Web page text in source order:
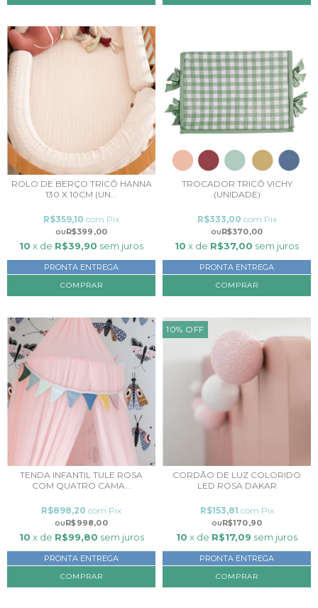
ROLO DE BERÇO TRICÔ HANNA
130 X 10CM (UN...
R$399,00
R$359,10 com Pix
10 x de R$39,90 sem juros
PRONTA ENTREGA
COMPRAR
TROCADOR TRICÔ VICHY
(UNIDADE)
R$370,00
R$333,00 com Pix
10 x de R$37,00 sem juros
PRONTA ENTREGA
COMPRAR
TENDA INFANTIL TULE ROSA
COM QUATRO CAMA...
R$998,00
R$898,20 com Pix
10 x de R$99,80 sem juros
PRONTA ENTREGA
10% OFF
CORDÃO DE LUZ COLORIDO
LED ROSA DAKAR
R$170,90
R$153,81 com Pix
10 x de R$17,09 sem juros
PRONTA ENTREGA
COMPRAR